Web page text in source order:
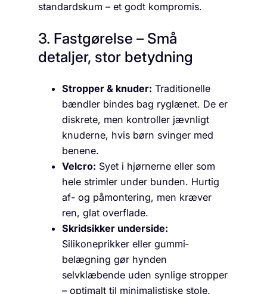
standard­skum – et godt kompromis.
3. Fastgørelse – Små
detaljer, stor betydning
Stropper & knuder: Traditionelle
bændler bindes bag ryglænet. De er
diskrete, men kontroller jævnligt
knuderne, hvis børn svinger med
benene.
Velcro: Syet i hjørnerne eller som
hele strimler under bunden. Hurtig
af- og påmontering, men kræver
ren, glat overflade.
Skridsikker underside:
Silikoneprikker eller gummi­
belægning gør hynden
selvklæbende uden synlige stropper
– optimalt til minimalistiske stole.